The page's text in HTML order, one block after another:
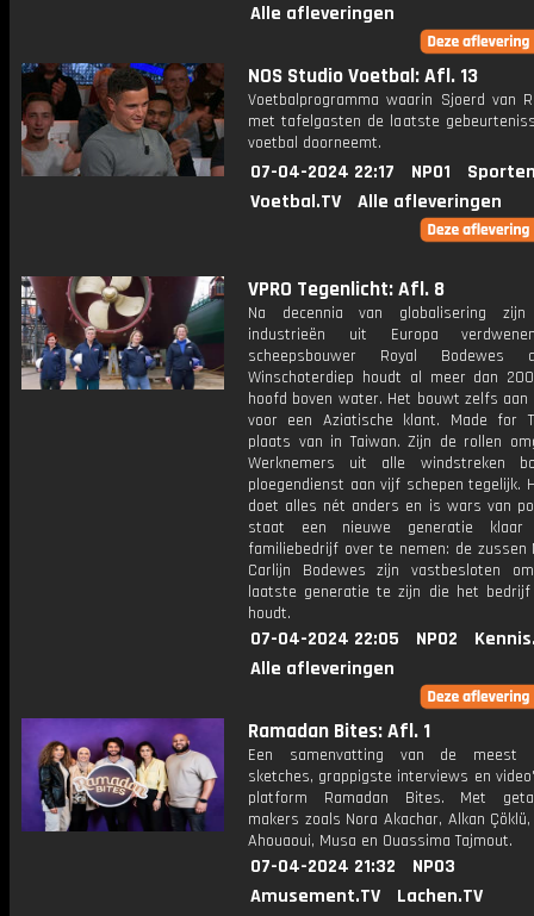
Alle afleveringen
NOS Studio Voetbal: Afl. 13
Voetbalprogramma waarin Sjoerd van
met tafelgasten de laatste
voetbal doorneemt.
07-04-2024 22:17 NPO1
Voetbal.TV
Alle afleveringen
VPRO Tegenlicht: Afl. 8
Na decennia van globalisering
industrieën uit Europa
scheepsbouwer Royal Bodewes
Winschoterdiep houdt al meer dan
hoofd boven water. Het bouwt zelfs aan
voor een Aziatische klant. Made for
plaats van in Taiwan. Zijn de rollen
Werknemers uit alle windstreken
ploegendienst aan vijf schepen tegelijk.
doet alles nét anders en is wars van
staat een nieuwe generatie
familiebedrijf over te nemen: de zussen
Carlijn Bodewes zijn vastbesloten
laatste generatie te zijn die het bedrijf
houdt.
07-04-2024 22:05 NPO2
Alle afleveringen
Ramadan Bites: Afl. 1
Een samenvatting van de meest
sketches, grappigste interviews en
platform Ramadan Bites. Met
makers zoals Nora Akachar, Alkan
Ahouaoui, Musa en Ouassima Tajmout.
07-04-2024 21:32
NPO3
Amusement.TV
Lachen.TV